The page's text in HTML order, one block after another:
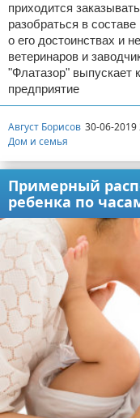
приходится
разобраться в
о его достоинствах и
ветеринаров и
"Флатазор" выпускает
предприятие
Август Борисов 30-06-2019
Дом и семья
Примерный
ребенка по